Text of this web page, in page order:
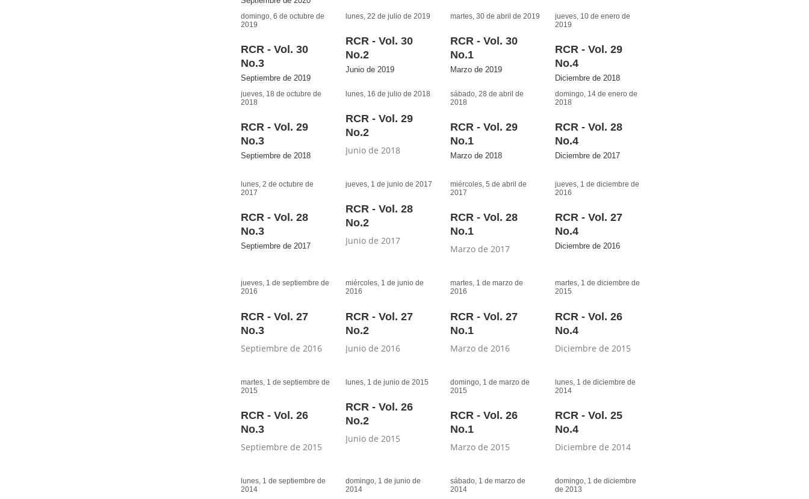
domingo, 6 de octubre de
2019
RCR - Vol. 30
No.3
Septiembre de 2019
lunes, 22 de julio de 2019
RCR - Vol. 30
No.2
Junio de 2019
martes, 30 de abril de 2019
RCR - Vol. 30
No.1
Marzo de 2019
jueves, 10 de enero de
2019
RCR - Vol. 29
No.4
Diciembre de 2018
jueves, 18 de octubre de
2018
RCR - Vol. 29
No.3
Septiembre de 2018
lunes, 16 de julio de 2018
RCR - Vol. 29
No.2
Junio de 2018
sábado, 28 de abril de
2018
RCR - Vol. 29
No.1
Marzo de 2018
domingo, 14 de enero de
2018
RCR - Vol. 28
No.4
Diciembre de 2017
lunes, 2 de octubre de
2017
RCR - Vol. 28
No.3
Septiembre de 2017
jueves, 1 de junio de 2017
RCR - Vol. 28
No.2
Junio de 2017
miércoles, 5 de abril de
2017
RCR - Vol. 28
No.1
Marzo de 2017
jueves, 1 de diciembre de
2016
RCR - Vol. 27
No.4
Diciembre de 2016
jueves, 1 de septiembre de
2016
RCR - Vol. 27
No.3
Septiembre de 2016
miércoles, 1 de junio de
2016
RCR - Vol. 27
No.2
Junio de 2016
martes, 1 de marzo de
2016
RCR - Vol. 27
No.1
Marzo de 2016
martes, 1 de diciembre de
2015
RCR - Vol. 26
No.4
Diciembre de 2015
martes, 1 de septiembre de
2015
RCR - Vol. 26
No.3
Septiembre de 2015
lunes, 1 de junio de 2015
RCR - Vol. 26
No.2
Junio de 2015
domingo, 1 de marzo de
2015
RCR - Vol. 26
No.1
Marzo de 2015
lunes, 1 de diciembre de
2014
RCR - Vol. 25
No.4
Diciembre de 2014
lunes, 1 de septiembre de
2014
domingo, 1 de junio de
2014
sábado, 1 de marzo de
2014
domingo, 1 de diciembre
de 2013